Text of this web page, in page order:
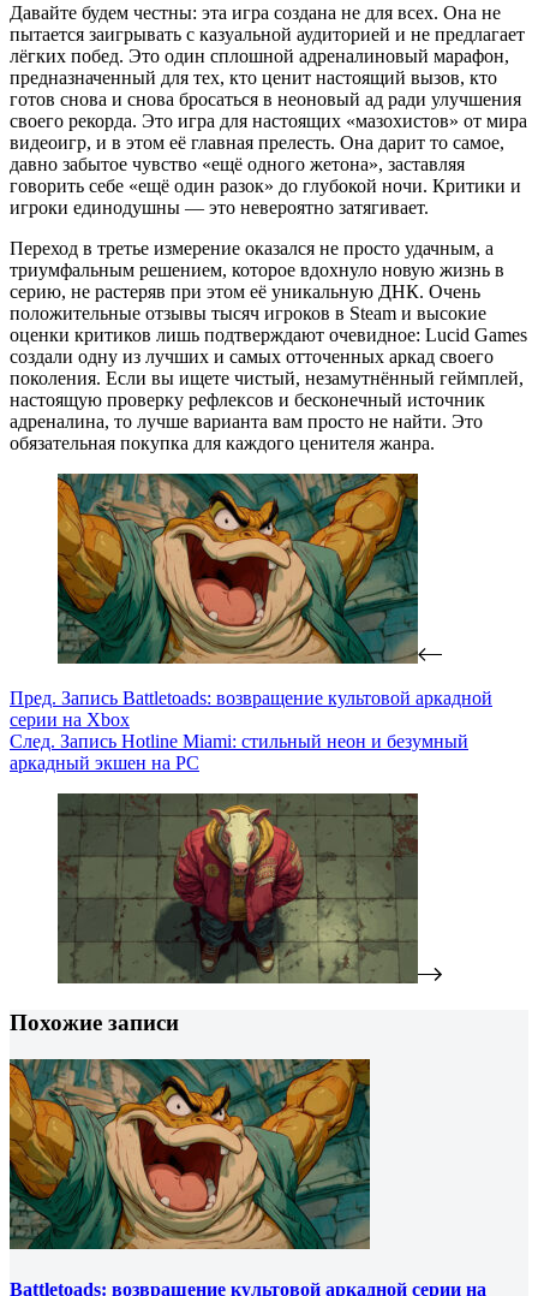
Давайте будем честны: эта игра создана не для всех. Она не
пытается заигрывать с казуальной аудиторией и не предлагает
лёгких побед. Это один сплошной адреналиновый марафон,
предназначенный для тех, кто ценит настоящий вызов, кто
готов снова и снова бросаться в неоновый ад ради улучшения
своего рекорда. Это игра для настоящих «мазохистов» от мира
видеоигр, и в этом её главная прелесть. Она дарит то самое,
давно забытое чувство «ещё одного жетона», заставляя
говорить себе «ещё один разок» до глубокой ночи. Критики и
игроки единодушны — это невероятно затягивает.
Переход в третье измерение оказался не просто удачным, а
триумфальным решением, которое вдохнуло новую жизнь в
серию, не растеряв при этом её уникальную ДНК. Очень
положительные отзывы тысяч игроков в Steam и высокие
оценки критиков лишь подтверждают очевидное: Lucid Games
создали одну из лучших и самых отточенных аркад своего
поколения. Если вы ищете чистый, незамутнённый геймплей,
настоящую проверку рефлексов и бесконечный источник
адреналина, то лучше варианта вам просто не найти. Это
обязательная покупка для каждого ценителя жанра.
Пред. Запись Battletoads: возвращение культовой аркадной
серии на Xbox
След. Запись Hotline Miami: стильный неон и безумный
аркадный экшен на PC
Похожие записи
Battletoads: возвращение культовой аркадной серии на